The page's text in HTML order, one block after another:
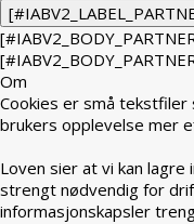
Om
Cookies er små
brukers opplevelse mer
Loven sier at vi kan
strengt nødvendig for
informasjonskapsler